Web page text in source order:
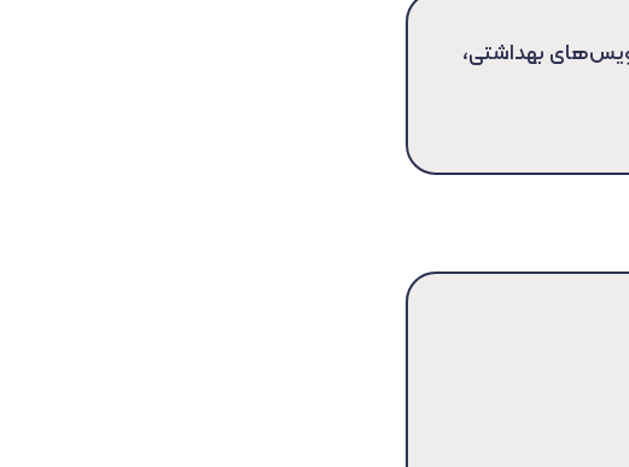
بهداشتی،